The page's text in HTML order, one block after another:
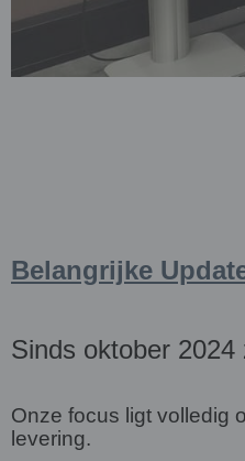
Belangrijke
Sinds oktober
Onze focus ligt volledig
levering.